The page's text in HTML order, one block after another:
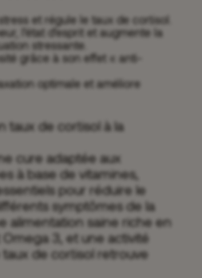
et régule le taux de cortisol.
l’état d’esprit et augmente la
stressante.
grâce à son effet « anti-
optimale et améliore
taux de cortisol à la
cure adaptée aux
à base de vitamines,
pour réduire le
symptômes de la
alimentation saine riche en
3, et une activité
de cortisol retrouve